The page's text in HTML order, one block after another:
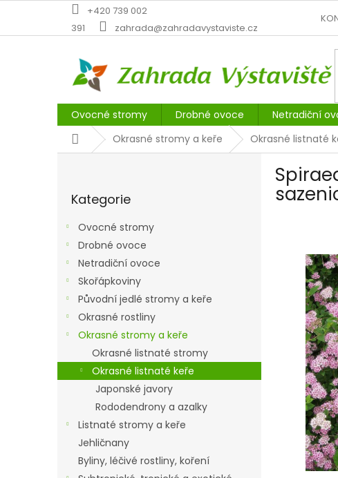
obsah
+420 739 002
391
zahrada@zahradavystaviste.cz
Ovocné stromy Drobné ovoce Netradiční
DomůOkrasné stromy a keře Okrasné listnaté
l
kategorie
Kategorie
Ovocné stromy
Drobné ovoce
Netradiční ovoce
Skořápkoviny
Původní jedlé stromy a keře
Okrasné rostliny
Okrasné stromy a keře
Okrasné listnaté stromy
Okrasné listnaté keře
Japonské javory
Rododendrony a azalky
Listnaté stromy a keře
Jehličnany
Byliny, léčivé rostliny, koření